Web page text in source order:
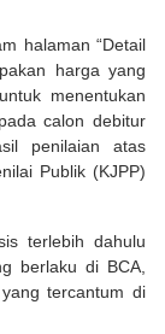
halaman “Detail
harga yang
menentukan
calon debitur
penilaian atas
Publik (KJPP)
terlebih dahulu
berlaku di BCA,
tercantum di